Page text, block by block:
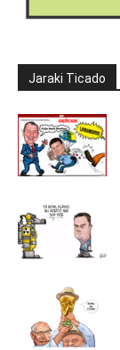
Jaraki Ticado